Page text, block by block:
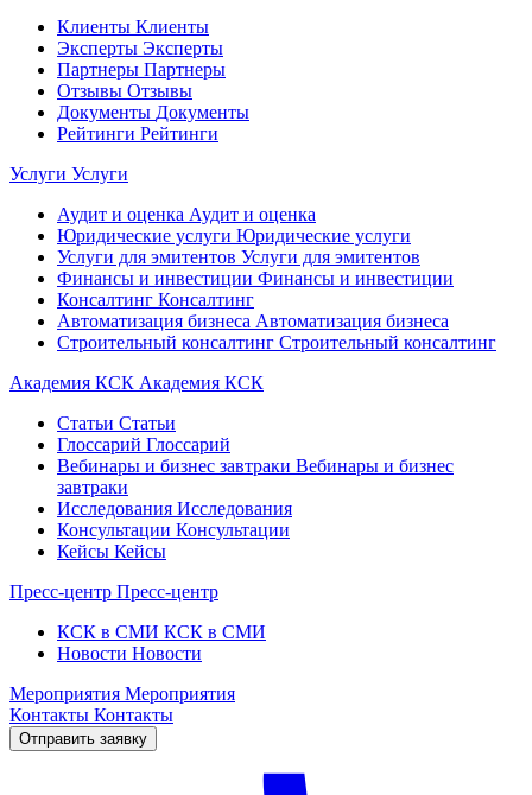
Клиенты Клиенты
Эксперты Эксперты
Партнеры Партнеры
Отзывы Отзывы
Документы Документы
Рейтинги Рейтинги
Услуги Услуги
Аудит и оценка Аудит и оценка
Юридические услуги Юридические услуги
Услуги для эмитентов Услуги для эмитентов
Финансы и инвестиции Финансы и инвестиции
Консалтинг Консалтинг
Автоматизация бизнеса Автоматизация бизнеса
Строительный консалтинг Строительный консалтинг
Академия КСК Академия КСК
Статьи Статьи
Глоссарий Глоссарий
Вебинары и бизнес завтраки Вебинары и бизнес
завтраки
Исследования Исследования
Консультации Консультации
Кейсы Кейсы
Пресс-центр Пресс-центр
КСК в СМИ КСК в СМИ
Новости Новости
Мероприятия Мероприятия
Контакты Контакты
Отправить заявку